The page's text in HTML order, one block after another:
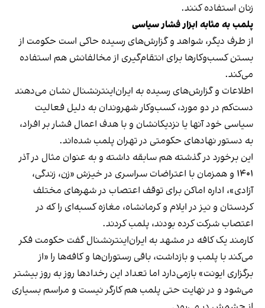
زنان استفاده کنند.
پلمب به مثابه ابزار فشار سیاسی
از طرف دیگر، شواهد و گزارش‌های رسیده حاکی است حکومت از
بستن کسب‌وکارها برای انتقام‌گیری از مخالفانش هم استفاده
می‌کند.
اطلاعات و گزارش‌های رسیده به ایران‌اینترنشنال نشان می‌دهند
دست‌کم در دو مورد، کسب‌وکار شهروندان به دلیل فعالیت
سیاسی خود آنها یا نزدیکانشان و با هدف اعمال فشار بر افراد،
به دستور نهادهای حکومتی در تهران پلمب شده‌اند.
این برخورد در گذشته هم سابقه داشته و به عنوان مثال در آذر
۱۴۰۱ و همزمان با اعتراضات سراسری در خیزش «زن، زندگی،
آزادی»، اداره اماکن برای توقف اعتصاب در شهرهای مختلف
کردستان و نیز در ایلام و کرمانشاه، مغازه کسبه‌ای را که در
اعتصاب شرکت کرده بودند، پلمب کردند.
کارمند یک کافه در مشهد به ایران‌اینترنشنال گفت حکومت فکر
می‌کند با پلمب و بازداشت، باقی رستوران‌ها و کافه‌ها را «از
برگزاری ایونت» بازمی‌دارد اما تعداد این رخدادها روز به روز بیشتر
می‌شود و در نهایت حتی پلمب هم کارگر نیست و مراسم بسیاری